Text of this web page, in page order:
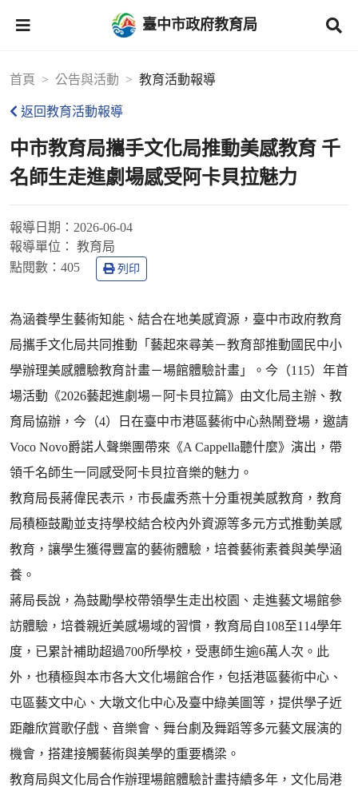
臺中市政府教育局
首頁 公告與活動 教育活動報導
返回教育活動報導
中市教育局攜手文化局推動美感教育 千
名師生走進劇場感受阿卡貝拉魅力
報導日期： 2026-06-04
報導單位：
教育局
點閱數： 405 列印
為涵養學生藝術知能、結合在地美感資源，臺中市政府教育
局攜手文化局共同推動「藝起來尋美－教育部推動國民中小
學辦理美感體驗教育計畫－場館體驗計畫」。今（115）年首
場活動《2026藝起進劇場－阿卡貝拉篇》由文化局主辦、教
育局協辦，今（4）日在臺中市港區藝術中心熱鬧登場，邀請
Voco Novo爵諾人聲樂團帶來《A Cappella聽什麼》演出，帶
領千名師生一同感受阿卡貝拉音樂的魅力。
教育局長蔣偉民表示，市長盧秀燕十分重視美感教育，教育
局積極鼓勵並支持學校結合校內外資源等多元方式推動美感
教育，讓學生獲得豐富的藝術體驗，培養藝術素養與美學涵
養。
蔣局長說，為鼓勵學校帶領學生走出校園、走進藝文場館參
訪體驗，培養親近美感場域的習慣，教育局自108至114學年
度，已累計補助超過700所學校，受惠師生逾6萬人次。此
外，也積極與本市各大文化場館合作，包括港區藝術中心、
屯區藝文中心、大墩文化中心及臺中綠美圖等，提供學子近
距離欣賞歌仔戲、音樂會、舞台劇及舞蹈等多元藝文展演的
機會，搭建接觸藝術與美學的重要橋梁。
教育局與文化局合作辦理場館體驗計畫持續多年，文化局港